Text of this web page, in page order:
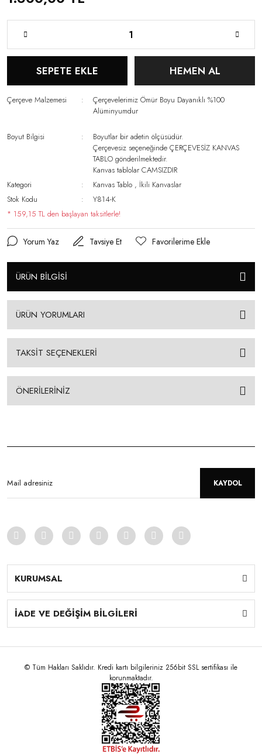
SEPETE EKLE HEMEN AL
Çerçeve Malzemesi
Çerçevelerimiz Ömür Boyu Dayanıklı %100
Alüminyumdur
Boyut Bilgisi
Boyutlar bir adetin ölçüsüdür.
Çerçevesiz seçeneğinde ÇERÇEVESİZ KANVAS
TABLO gönderilmektedir.
Kanvas tablolar CAMSIZDIR
Kategori
Kanvas Tablo , İkili Kanvaslar
Stok Kodu
Y814-K
* 159,15 TL den başlayan taksitlerle!
Yorum Yaz Tavsiye Et
ÜRÜN BİLGİSİ
ÜRÜN YORUMLARI
TAKSİT SEÇENEKLERİ
ÖNERİLERİNİZ
KAYDOL
KURUMSAL
İADE VE DEĞİŞİM BİLGİLERİ
© Tüm Hakları Saklıdır. Kredi kartı bilgileriniz 256bit SSL sertifikası ile
korunmaktadır.